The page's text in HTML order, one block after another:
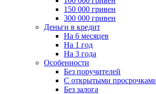
150 000 гривен
300 000 гривен
Деньги в кредит
На 6 месяцев
На 1 год
На 3 года
Особенности
Без поручителей
С открытыми
Без залога